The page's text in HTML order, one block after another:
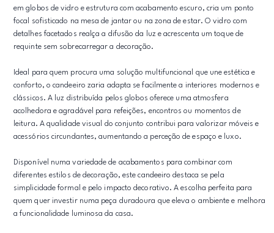
em globos de vidro e estrutura com acabamento escuro, cria um ponto
focal sofisticado na mesa de jantar ou na zona de estar. O vidro com
detalhes facetados realça a difusão da luz e acrescenta um toque de
requinte sem sobrecarregar a decoração.
Ideal para quem procura uma solução multifuncional que une estética e
conforto, o candeeiro zaria adapta se facilmente a interiores modernos e
clássicos. A luz distribuída pelos globos oferece uma atmosfera
acolhedora e agradável para refeições, encontros ou momentos de
leitura. A qualidade visual do conjunto contribui para valorizar móveis e
acessórios circundantes, aumentando a perceção de espaço e luxo.
Disponível numa variedade de acabamentos para combinar com
diferentes estilos de decoração, este candeeiro destaca se pela
simplicidade formal e pelo impacto decorativo. A escolha perfeita para
quem quer investir numa peça duradoura que eleva o ambiente e melhora
a funcionalidade luminosa da casa.